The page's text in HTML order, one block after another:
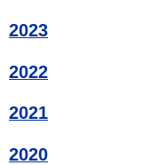
2023
2022
2021
2020